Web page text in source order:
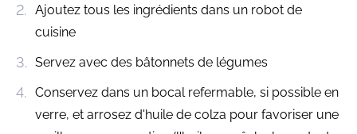
Ajoutez tous les ingrédients dans un robot de
cuisine
Servez avec des bâtonnets de légumes
Conservez dans un bocal refermable, si possible en
verre, et arrosez d'huile de colza pour favoriser une